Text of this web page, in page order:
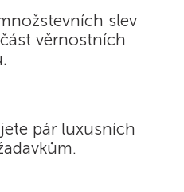
slev
věrnostních
pár luxusních